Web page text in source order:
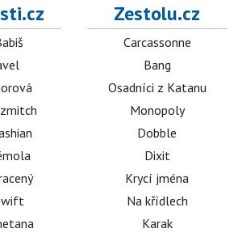
Zestolu.cz
Carcassonne
Bang
Osadníci z Katanu
Monopoly
Dobble
Dixit
Krycí jména
Na křídlech
Karak